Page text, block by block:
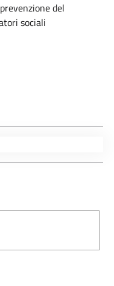
del
sociali